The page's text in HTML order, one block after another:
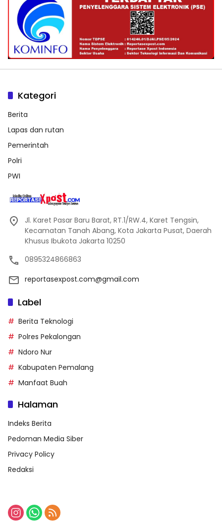
Kategori
Berita
Lapas dan rutan
Pemerintah
Polri
PWI
Jl. Karet Pasar Baru Barat, RT.1/RW.4, Karet Tengsin,
Kecamatan Tanah Abang, Kota Jakarta Pusat, Daerah
Khusus Ibukota Jakarta 10250
0895324866863
reportasexpost.com@gmail.com
Label
Berita Teknologi
Polres Pekalongan
Ndoro Nur
Kabupaten Pemalang
Manfaat Buah
Halaman
Indeks Berita
Pedoman Media Siber
Privacy Policy
Redaksi